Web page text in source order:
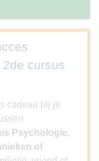
cursus
cadeau bij je
Psychologie,
of